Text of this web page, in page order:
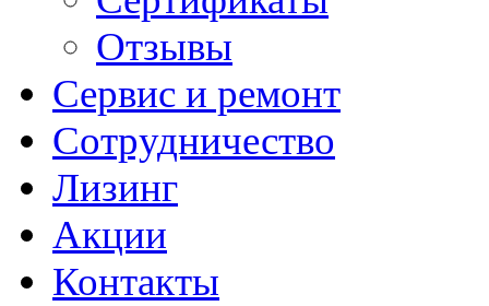
Отзывы
Сервис и ремонт
Сотрудничество
Лизинг
Акции
Контакты